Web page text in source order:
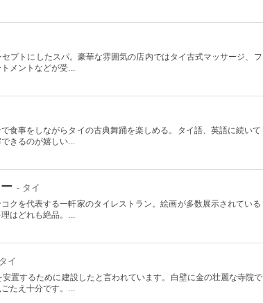
プトにしたスパ。豪華な雰囲気の店内ではタイ古式マッサージ、フ
メントなどが受...
食事をしながらタイの古典舞踊を楽しめる。タイ語、英語に続いて
きるのが嬉しい...
- タイ
クを代表する一軒家のタイレストラン。絵画が多数展示されている
はどれも絶品。...
イ
置するために建設したと言われています。白壁に金の壮麗な寺院で
たえ十分です。...